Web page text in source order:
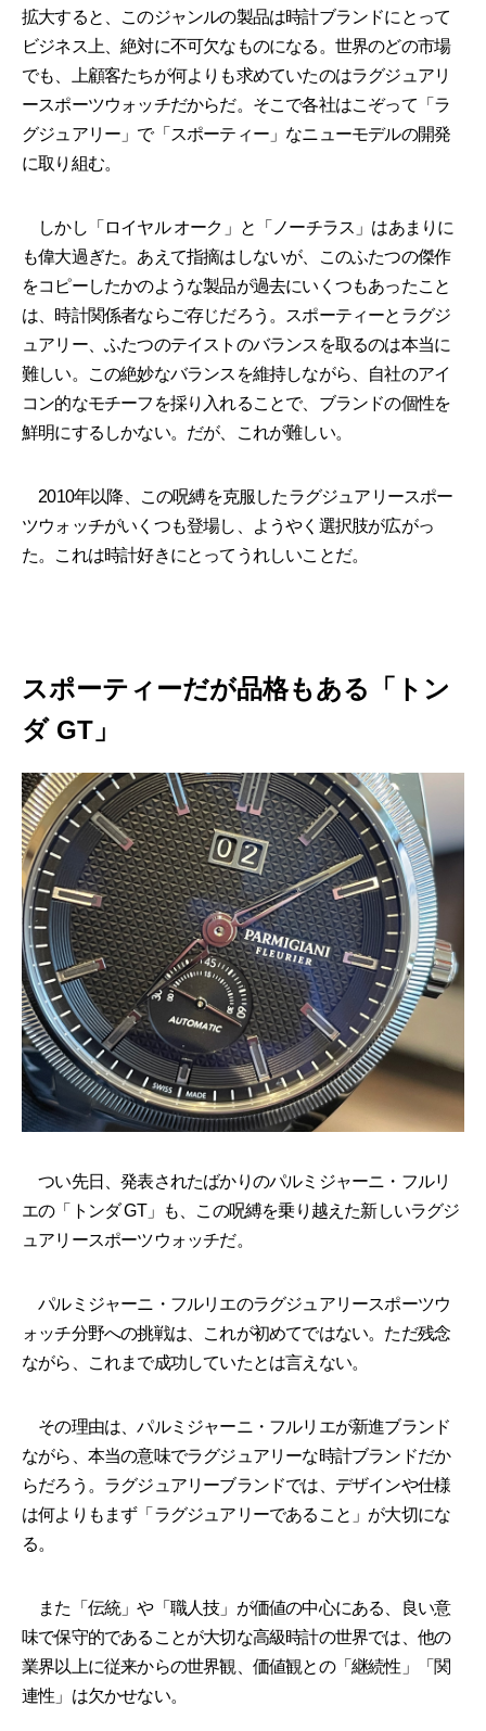
拡大すると、このジャンルの製品は時計ブランドにとって
ビジネス上、絶対に不可欠なものになる。世界のどの市場
でも、上顧客たちが何よりも求めていたのはラグジュアリ
ースポーツウォッチだからだ。そこで各社はこぞって「ラ
グジュアリー」で「スポーティー」なニューモデルの開発
に取り組む。
しかし「ロイヤル オーク」と「ノーチラス」はあまりに
も偉大過ぎた。あえて指摘はしないが、このふたつの傑作
をコピーしたかのような製品が過去にいくつもあったこと
は、時計関係者ならご存じだろう。スポーティーとラグジ
ュアリー、ふたつのテイストのバランスを取るのは本当に
難しい。この絶妙なバランスを維持しながら、自社のアイ
コン的なモチーフを採り入れることで、ブランドの個性を
鮮明にするしかない。だが、これが難しい。
2010年以降、この呪縛を克服したラグジュアリースポー
ツウォッチがいくつも登場し、ようやく選択肢が広がっ
た。これは時計好きにとってうれしいことだ。
スポーティーだが品格もある「トン
ダ GT」
つい先日、発表されたばかりのパルミジャーニ・フルリ
エの「トンダ GT」も、この呪縛を乗り越えた新しいラグジ
ュアリースポーツウォッチだ。
パルミジャーニ・フルリエのラグジュアリースポーツウ
ォッチ分野への挑戦は、これが初めてではない。ただ残念
ながら、これまで成功していたとは言えない。
その理由は、パルミジャーニ・フルリエが新進ブランド
ながら、本当の意味でラグジュアリーな時計ブランドだか
らだろう。ラグジュアリーブランドでは、デザインや仕様
は何よりもまず「ラグジュアリーであること」が大切にな
る。
また「伝統」や「職人技」が価値の中心にある、良い意
味で保守的であることが大切な高級時計の世界では、他の
業界以上に従来からの世界観、価値観との「継続性」「関
連性」は欠かせない。